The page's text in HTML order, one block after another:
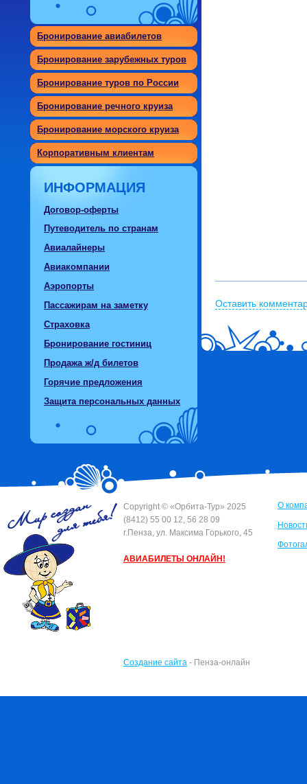
Бронирование авиабилетов
Бронирование зарубежных туров
Бронирование туров по России
Бронирование речного круиза
Бронирование морского круиза
Корпоративным клиентам
ИНФОРМАЦИЯ
Договор-оферты
Путеводитель по странам
Авиалайнеры
Авиакомпании
Аэропорты
Пассажирам на заметку
Страховка
Бронирование гостиниц
Продажа ж/д билетов
Горячие предложения
Защита персональных данных
Оставить
Сopyright © «Орбита-Тур» 2025
(8412) 55 00 12, 56 28 09
г.Пенза, ул. Максима Горького, 45
АВИАБИЛЕТЫ ОНЛАЙН!
Создание сайта - Пенза-онлайн
О